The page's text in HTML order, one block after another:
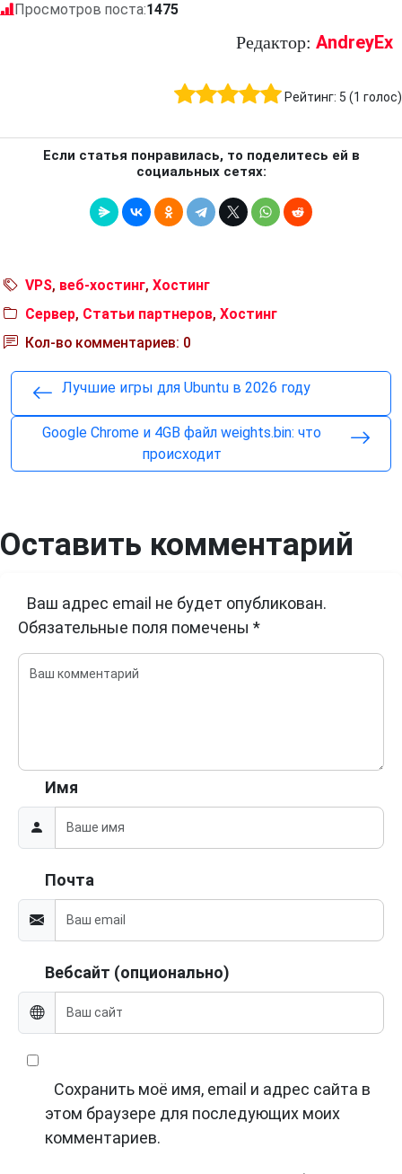
Просмотров поста:1475
Редактор: AndreyEx
Рейтинг: 5 (1 голос)
Если статья понравилась, то поделитесь ей в
социальных сетях:
VPS, веб-хостинг, Хостинг
Сервер, Статьи партнеров, Хостинг
Кол-во комментариев: 0
Лучшие игры для Ubuntu в 2026 году
Google Chrome и 4GB файл weights.bin: что
происходит
Оставить комментарий
Ваш адрес email не будет опубликован.
Обязательные поля помечены *
Имя
Почта
Вебсайт (опционально)
Сохранить моё имя, email и адрес сайта в
этом браузере для последующих моих
комментариев.